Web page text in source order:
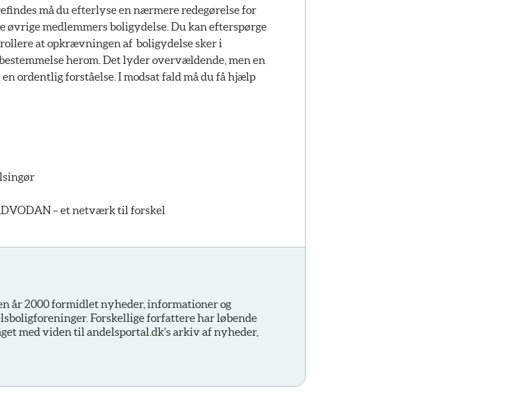
må du efterlyse en nærmere redegørelse for
øvrige medlemmers boligydelse. Du kan efterspørge
at opkrævningen af boligydelse sker i
herom. Det lyder overvældende, men en
ordentlig forståelse. I modsat fald må du få hjælp
– et netværk til forskel
år 2000 formidlet nyheder, informationer og
Forskellige forfattere har løbende
med viden til andelsportal.dk’s arkiv af nyheder,